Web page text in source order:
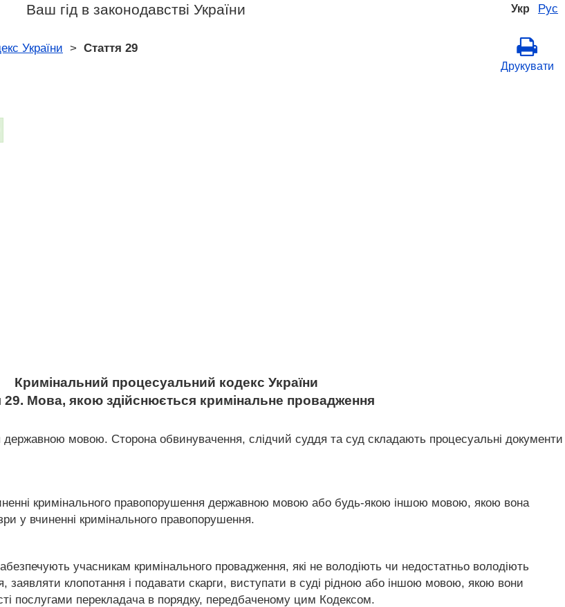
Укр Рус
Ваш гід в законодавстві України
України > Стаття 29
Друкувати
Кримінальний процесуальний кодекс України
29. Мова, якою здійснюється кримінальне провадження
мовою. Сторона обвинувачення, слідчий суддя та суд складають процесуальні документи
кримінального правопорушення державною мовою або будь-якою іншою мовою, якою вона
у вчиненні кримінального правопорушення.
учасникам кримінального провадження, які не володіють чи недостатньо володіють
клопотання і подавати скарги, виступати в суді рідною або іншою мовою, якою вони
послугами перекладача в порядку, передбаченому цим Кодексом.